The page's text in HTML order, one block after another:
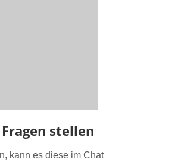
stellen
kann es diese im Chat